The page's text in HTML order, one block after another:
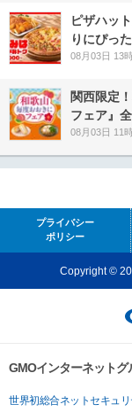
ピザハッ
りにぴっ
08月03日 13
関西限定
フェア』
08月03日 11
プライバシー
ポリシー
Copyright ©
GMOインターネット
世界初総合ネットセキュ